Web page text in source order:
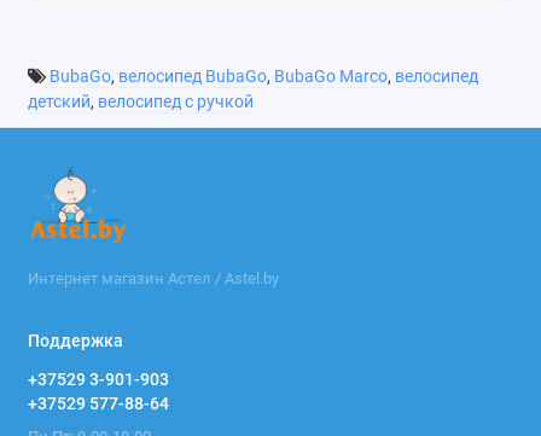
BubaGo, велосипед BubaGo, BubaGo Marco, велосипед
детский, велосипед с ручкой
Интернет магазин Астел / Astel.by
Поддержка
+37529 3-901-903
+37529 577-88-64